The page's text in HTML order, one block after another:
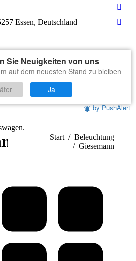
Essen, Deutschland
page
new
Sie befinden sich hier:
Start
Beleuchtung
Giesemann
Sie Neuigkeiten von uns
auf dem neuesten Stand zu bleiben
Ja
by PushAlert